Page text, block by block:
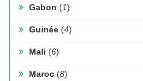
Gabon (1)
Guinée (4)
Mali (6)
Maroc (8)